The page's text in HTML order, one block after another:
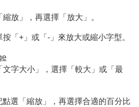
放」，再選擇「放大」。
「+」或「-」來放大或縮小字型。
字大小」，選擇「較大」或「最
選「縮放」，再選擇合適的百分比